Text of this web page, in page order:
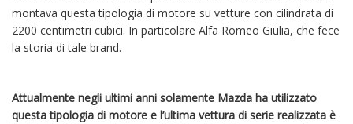
montava questa tipologia di motore su vetture con cilindrata di
2200 centimetri cubici. In particolare Alfa Romeo Giulia, che fece
la storia di tale brand.
Attualmente negli ultimi anni solamente Mazda ha utilizzato
questa tipologia di motore e l’ultima vettura di serie realizzata è